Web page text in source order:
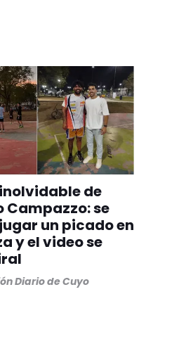
de
Campazzo: se
un picado en
y el video se
Diario de Cuyo